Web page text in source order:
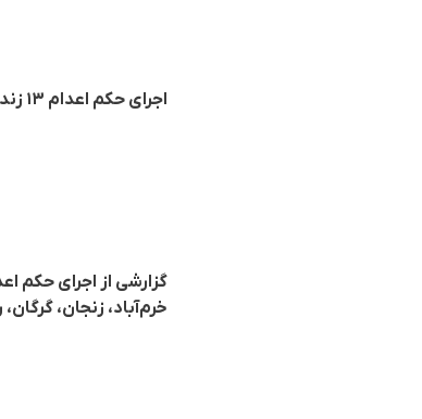
اجرای حکم اعدام ۱۳ زندانی در زندانهای اهواز، یزد، برازجان، ایلام، بم، جیرفت، خواف، بیرجند و رشت
گزارشی از اجرای حکم
خرم‌آباد، زنجان،